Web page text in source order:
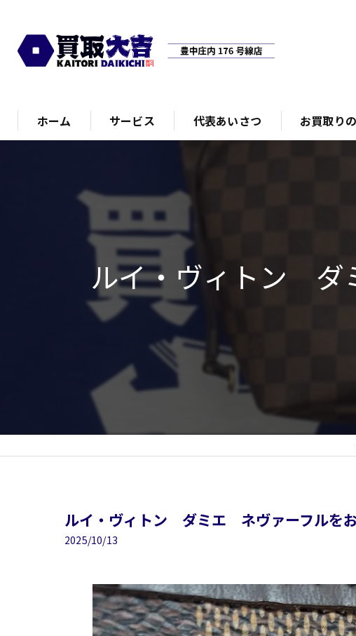
ホーム サービス 代表あいさつ お買取り
ルイ・ヴィトン ダ
ルイ・ヴィトン ダミエ ネヴァーフルを
2025/10/13